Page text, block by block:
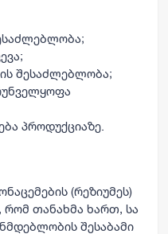
შესაძლებლობა;
პროდუქციაზე.
(რეზიუმეს)
რომ თანახმა ხართ, სა
შესაბამი